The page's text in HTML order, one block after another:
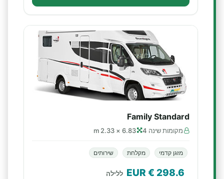
Family Standard
מקומות שינה 4 6.83 × 2.33 m
מזגן קדמי מקלחת שירותים
298.6
€ EUR ללילה